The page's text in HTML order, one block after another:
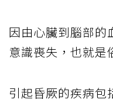
因由心臟到腦部的
意識喪失，也就是
引起昏厥的疾病包